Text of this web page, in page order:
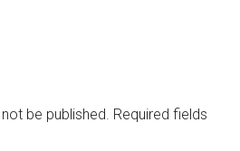
be published. Required fields